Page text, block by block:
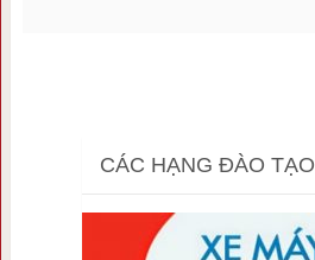
CÁC HẠNG ĐÀO TẠO